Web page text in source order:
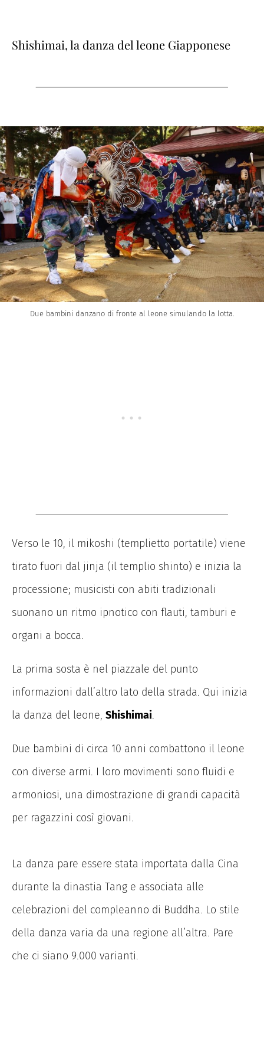
Shishimai, la danza del leone Giapponese
Due bambini danzano di fronte al leone simulando la lotta.
​Verso le 10, il mikoshi (templietto portatile) viene
tirato fuori dal jinja (il templio shinto) e inizia la
processione; musicisti con abiti tradizionali
suonano un ritmo ipnotico con flauti, tamburi e
organi a bocca.
La prima sosta è nel piazzale del punto
informazioni dall’altro lato della strada. Qui inizia
la danza del leone, Shishimai.
Due bambini di circa 10 anni combattono il leone
con diverse armi. I loro movimenti sono fluidi e
armoniosi, una dimostrazione di grandi capacità
per ragazzini così giovani.
La danza pare essere stata importata dalla Cina
durante la dinastia Tang e associata alle
celebrazioni del compleanno di Buddha. Lo stile
della danza varia da una regione all’altra. Pare
che ci siano 9.000 varianti.